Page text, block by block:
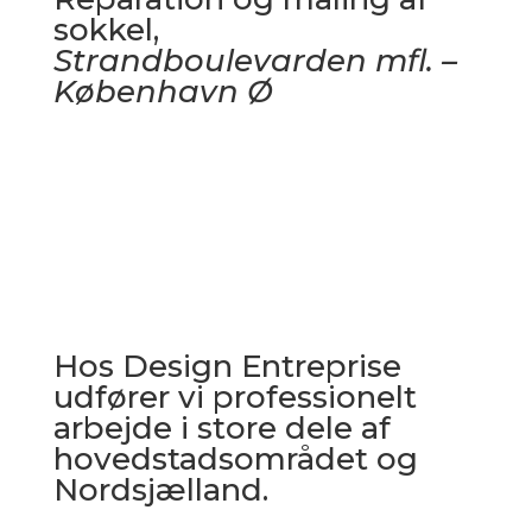
sokkel,
Strandboulevarden mfl. –
København Ø
Hos Design Entreprise
udfører vi professionelt
arbejde i store dele af
hovedstadsområdet og
Nordsjælland.